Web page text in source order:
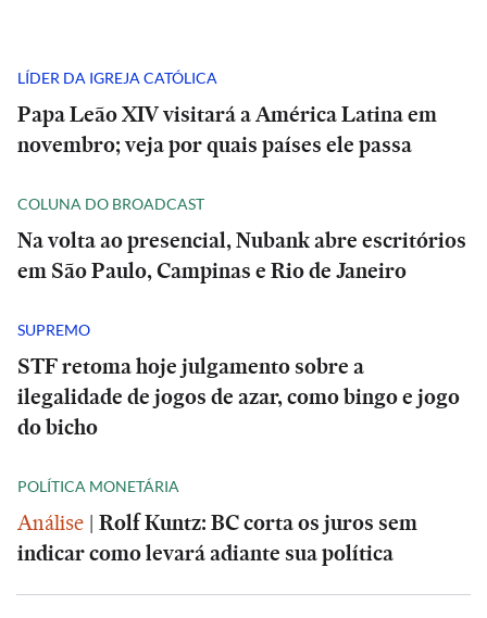
LÍDER DA IGREJA CATÓLICA
Papa Leão XIV visitará a América Latina em
novembro; veja por quais países ele passa
COLUNA DO BROADCAST
Na volta ao presencial, Nubank abre escritórios
em São Paulo, Campinas e Rio de Janeiro
SUPREMO
STF retoma hoje julgamento sobre a
ilegalidade de jogos de azar, como bingo e jogo
do bicho
POLÍTICA MONETÁRIA
Análise | Rolf Kuntz: BC corta os juros sem
indicar como levará adiante sua política